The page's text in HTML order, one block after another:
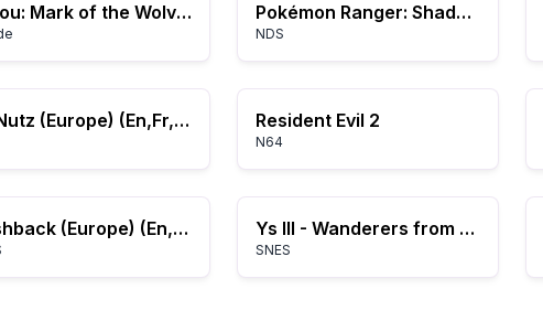
Garou: Mark of the Wolves Pokémon Ranger: Shadows of Almia
NDS
Mr Nutz (Europe) (En,Fr,De,Es,It,Nl) Resident Evil 2
N64
Flashback (Europe) (En,Fr,De) Ys III - Wanderers from Ys (USA)
SNES